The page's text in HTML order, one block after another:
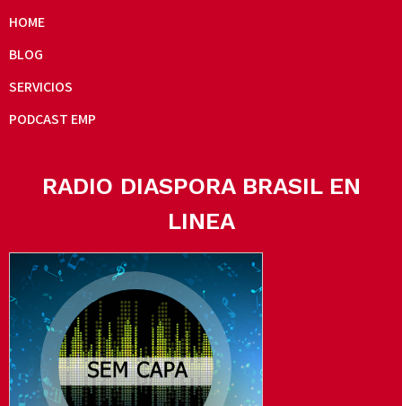
HOME
BLOG
SERVICIOS
PODCAST EMP
RADIO DIASPORA BRASIL EN
LINEA